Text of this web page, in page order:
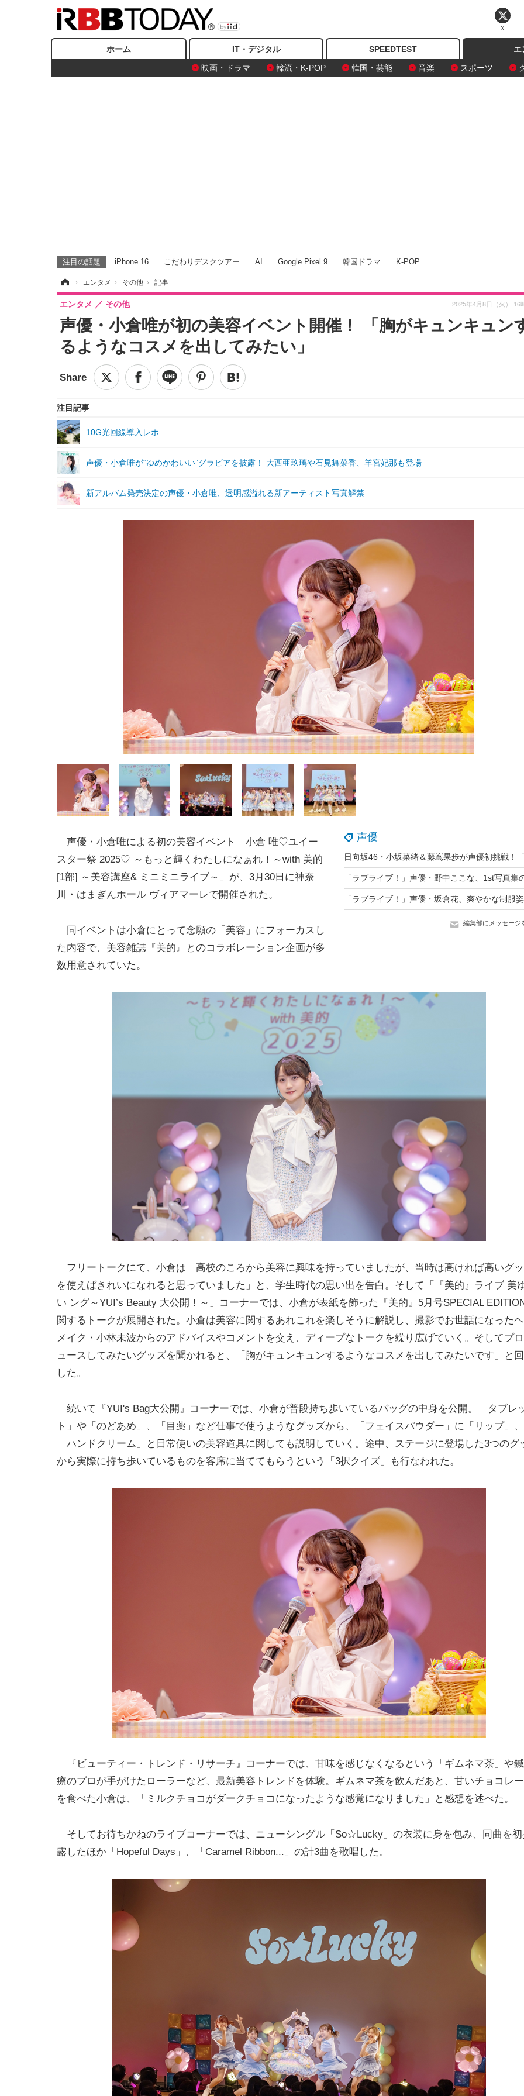
ホーム IT・デジタル SPEEDTEST
エ
映画・ドラマ
韓流・K-POP 韓国・芸能 音楽 スポーツ
注目の話題 iPhone 16 こだわりデスクツアー AI Google Pixel 9 韓国ドラマ K-POP
› エンタメ › その他 › 記事
声優・小倉唯が初の美容イベント開催！ 「胸がキュンキュン
るようなコスメを出してみたい」
エンタメ その他 2025年4月8日（火） 16
注目記事
10G光回線導入レポ
声優・小倉唯が“ゆめかわいい”グラビアを披露！ 大西亜玖璃や石見舞菜香、羊宮妃那も登場
新アルバム発売決定の声優・小倉唯、透明感溢れる新アーティスト写真解禁
声優
編集部にメッセージ
声優・小倉唯による初の美容イベント「小倉 唯♡ユイー
スター祭 2025♡ ～もっと輝くわたしになぁれ！～with 美的
[1部] ～美容講座& ミニミニライブ～」が、3月30日に神奈
川・はまぎんホール ヴィアマーレで開催された。
同イベントは小倉にとって念願の「美容」にフォーカスし
た内容で、美容雑誌『美的』とのコラボレーション企画が多
数用意されていた。
フリートークにて、小倉は「高校のころから美容に興味を持っていましたが、当時は高ければ高いグ
を使えばきれいになれると思っていました」と、学生時代の思い出を告白。そして「『美的』ライブ 美
い ング～YUI’s Beauty 大公開！～」コーナーでは、小倉が表紙を飾った『美的』5月号SPECIAL
関するトークが展開された。小倉は美容に関するあれこれを楽しそうに解説し、撮影でお世話になった
メイク・小林未波からのアドバイスやコメントを交え、ディープなトークを繰り広げていく。そしてプ
ュースしてみたいグッズを聞かれると、「胸がキュンキュンするようなコスメを出してみたいです」と
した。
続いて『YUI's Bag大公開』コーナーでは、小倉が普段持ち歩いているバッグの中身を公開。「タブレ
ト」や「のどあめ」、「目薬」など仕事で使うようなグッズから、「フェイスパウダー」に「リップ」、
「ハンドクリーム」と日常使いの美容道具に関しても説明していく。途中、ステージに登場した3つのグ
から実際に持ち歩いているものを客席に当ててもらうという「3択クイズ」も行なわれた。
『ビューティー・トレンド・リサーチ』コーナーでは、甘味を感じなくなるという「ギムネマ茶」や
療のプロが手がけたローラーなど、最新美容トレンドを体験。ギムネマ茶を飲んだあと、甘いチョコレー
を食べた小倉は、「ミルクチョコがダークチョコになったような感覚になりました」と感想を述べた。
そしてお待ちかねのライブコーナーでは、ニューシングル「So☆Lucky」の衣装に身を包み、同曲を初
露したほか「Hopeful Days」、「Caramel Ribbon...」の計3曲を歌唱した。
X